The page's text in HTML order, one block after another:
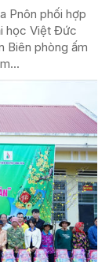
Pnôn phối hợp
học Việt Đức
Biên phòng ấm